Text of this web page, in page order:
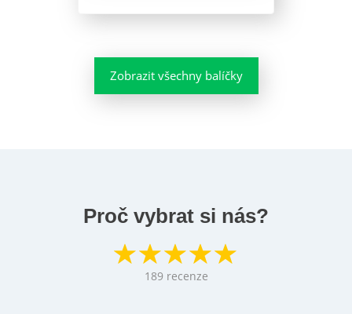
Zobrazit všechny balíčky
Proč vybrat si nás?
189 recenze